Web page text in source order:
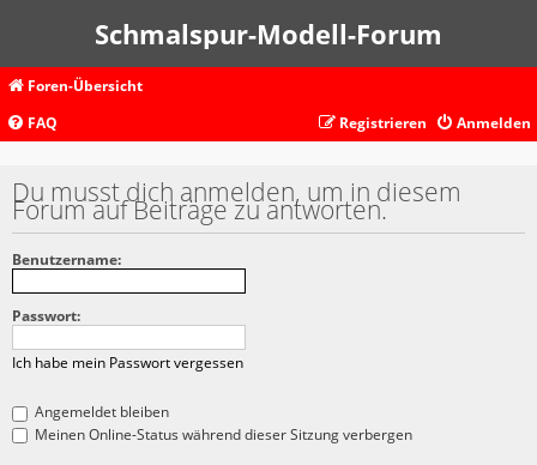
Schmalspur-Modell-Forum
Foren-Übersicht
FAQ
Anmelden
Registrieren
Du musst dich anmelden, um in diesem
Forum auf Beiträge zu antworten.
Benutzername:
Passwort:
Ich habe mein Passwort vergessen
Angemeldet bleiben
Meinen Online-Status während dieser Sitzung verbergen